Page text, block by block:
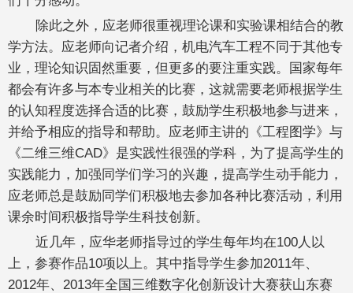
除此之外，应老师很重视理论课和实验课相结合的教
学方法。应老师向记者介绍，机电汽车工程不同于其他专
业，理论知识固然重要，但更多的要注重实践。国家每年
都会有许多与本专业相关的比赛，这就需要老师根据学生
的认知程度选择合适的比赛，鼓励学生积极地参与进来，
并给予相应的指导和帮助。应老师主讲的《工程图学》与
《二维三维CAD》是实践性很强的学科，为了提高学生的
实践能力，加强同学们学习的兴趣，提高学生动手能力，
应老师总是鼓励同学们积极地去参加各种比赛活动，利用
课余时间积极指导学生科技创新。
近几年，应华老师指导过的学生每年均在100人以
上，参赛作品10项以上。其中指导学生参加2011年、
2012年、2013年全国三维数字化创新设计大赛获山东赛